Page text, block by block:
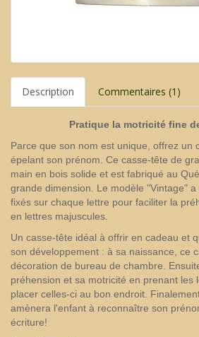
Description Commentaires (1)
Pratique la motricité fine
Parce que son nom est unique, offrez un
épelant son prénom. Ce casse-tête de
main en bois solide et est fabriqué au
grande dimension. Le modèle "Vintage"
fixés sur chaque lettre pour faciliter la
en lettres majuscules.
Un casse-tête idéal à offrir en cadeau et
son développement : à sa naissance, ce
décoration de bureau de chambre.
préhension et sa motricité en prenant les
placer celles-ci au bon endroit.
amènera l'enfant à reconnaître son
écriture!